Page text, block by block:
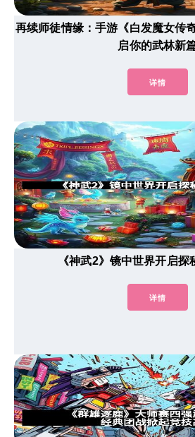
再续师徒情缘：手游《白发魔女传
启你的武林新
详情
《神武2》镜中世界开启探
详情